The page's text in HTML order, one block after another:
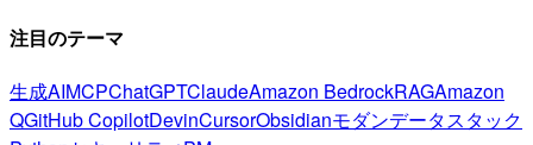
注目のテーマ
生成AIMCPChatGPTClaudeAmazon BedrockRAGAmazon
QGitHub CopilotDevinCursorObsidianモダンデータスタック